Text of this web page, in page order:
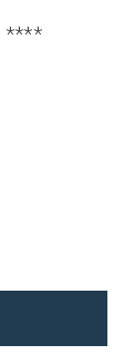
****